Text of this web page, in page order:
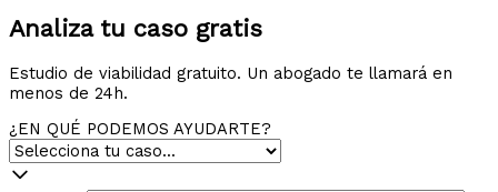
Analiza tu caso gratis
Estudio de viabilidad gratuito. Un abogado te llamará en
menos de 24h.
¿EN QUÉ PODEMOS AYUDARTE?